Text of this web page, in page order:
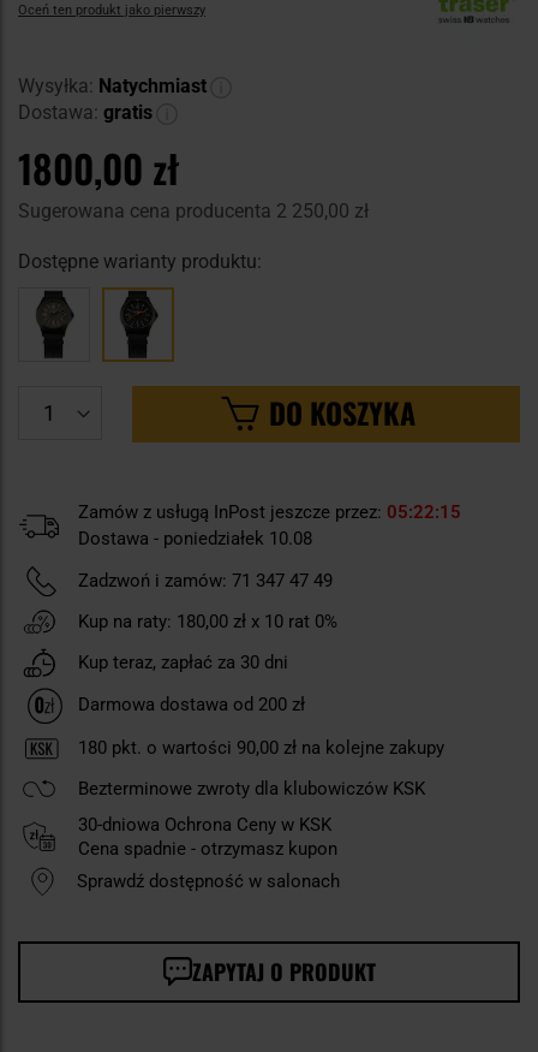
Oceń ten produkt jako pierwszy
Wysyłka: Natychmiast
Dostawa: gratis
1800,00 zł
Sugerowana cena producenta 2 250,00 zł
Dostępne warianty produktu:
DO KOSZYKA
Zamów z usługą InPost jeszcze przez: 05 22 14
Dostawa - poniedziałek 10.08
Zadzwoń i zamów: 71 347 47 49
Kup na raty: 180,00 zł x 10 rat 0%
Kup teraz, zapłać za 30 dni
Darmowa dostawa od 200 zł
180 pkt. o wartości 90,00 zł na kolejne zakupy
Bezterminowe zwroty dla klubowiczów KSK
30-dniowa Ochrona Ceny w KSK
Cena spadnie - otrzymasz kupon
Sprawdź dostępność w salonach
ZAPYTAJ O PRODUKT